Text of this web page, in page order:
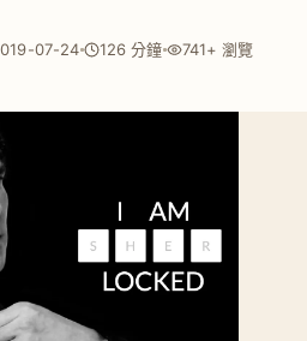
07-24 126 分鐘 741+ 瀏覽